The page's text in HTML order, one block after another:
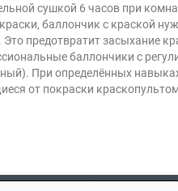
сушкой 6 часов при
баллончик с краской
предотвратит засыхание
баллончики с
При определённых
от покраски